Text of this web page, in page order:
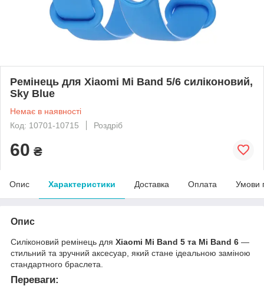
Ремінець для Xiaomi Mi Band 5/6 силіконовий,
Sky Blue
Немає в наявності
Код: 10701-10715
Роздріб
60 ₴
Опис Характеристики Доставка Оплата Умови
Опис
Силіконовий ремінець для Xiaomi Mi Band 5 та Mi Band 6 —
стильний та зручний аксесуар, який стане ідеальною заміною
стандартного браслета.
Переваги: